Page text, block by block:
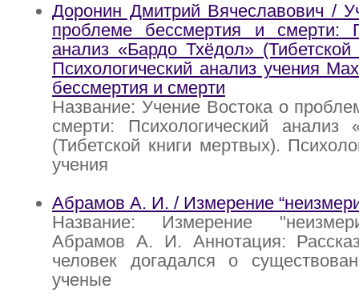
Доронин Дмитрий Вячеславович /
проблеме бессмертия и смерти:
анализ «Бардо Тхёдол»
Психологический анализ учения
бессмертия и смерти
Название: Учение Востока о
смерти: Психологический анализ
(Тибетской книги мертвых).
учения
Абрамов А. И. / Измерение
Название: Измерение
Абрамов А. И. Аннотация:
человек догадался о
ученые